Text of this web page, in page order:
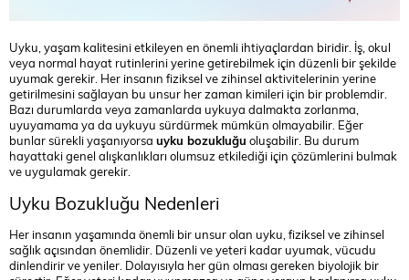
Uyku, yaşam kalitesini etkileyen en önemli ihtiyaçlardan biridir. İş, okul
veya normal hayat rutinlerini yerine getirebilmek için düzenli bir şekilde
uyumak gerekir. Her insanın fiziksel ve zihinsel aktivitelerinin yerine
getirilmesini sağlayan bu unsur her zaman kimileri için bir problemdir.
Bazı durumlarda veya zamanlarda uykuya dalmakta zorlanma,
uyuyamama ya da uykuyu sürdürmek mümkün olmayabilir. Eğer
bunlar sürekli yaşanıyorsa uyku bozukluğu oluşabilir. Bu durum
hayattaki genel alışkanlıkları olumsuz etkilediği için çözümlerini bulmak
ve uygulamak gerekir.
Uyku Bozukluğu Nedenleri
Her insanın yaşamında önemli bir unsur olan uyku, fiziksel ve zihinsel
sağlık açısından önemlidir. Düzenli ve yeteri kadar uyumak, vücudu
dinlendirir ve yeniler. Dolayısıyla her gün olması gereken biyolojik bir